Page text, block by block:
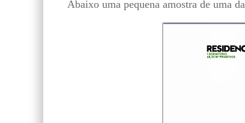
Abaixo uma pequena amostra de uma